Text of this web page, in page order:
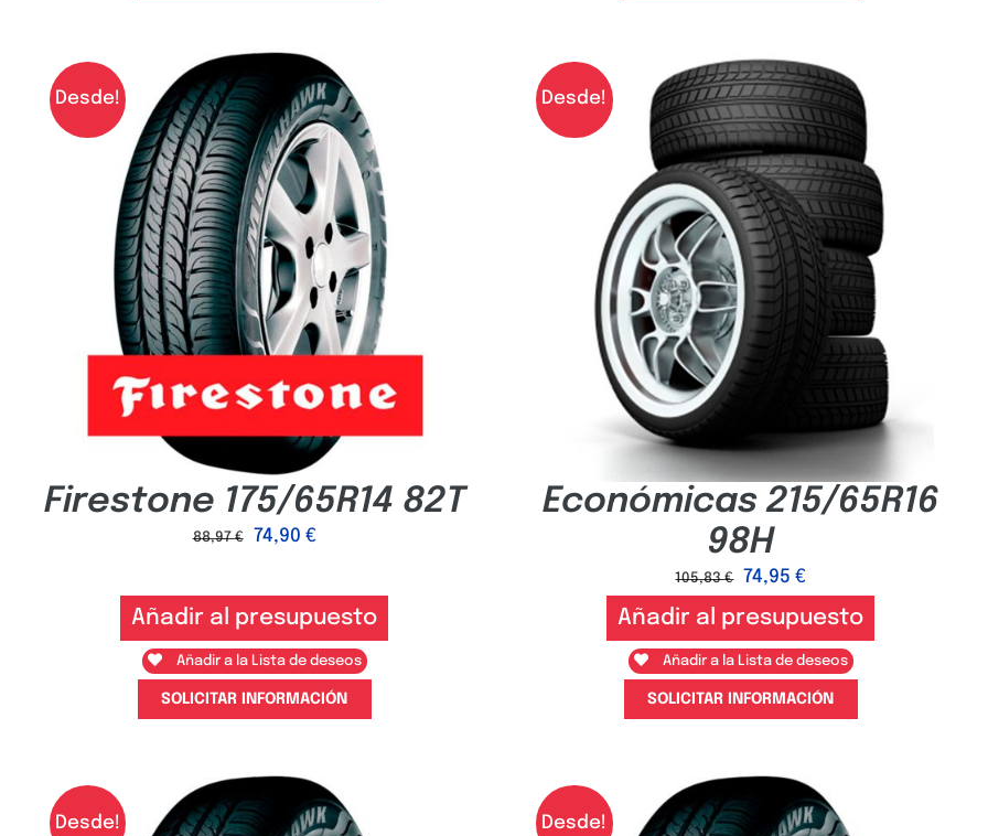
Desde!
Firestone 175/65R14 82T
88,97€ 74,90 €
Añadir al presupuesto
Añadir a la Lista de deseos
SOLICITAR INFORMACIÓN
Desde!
Económicas 215/65R16
98H
105,83€ 74,95€
Añadir al presupuesto
Añadir a la Lista de deseos
SOLICITAR INFORMACIÓN
Desde! Desde!